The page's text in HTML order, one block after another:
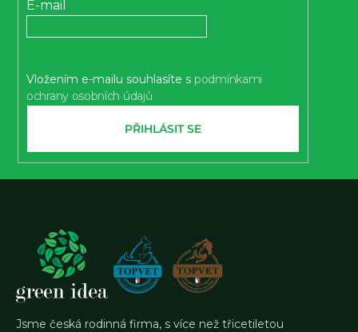
E-mail
Vložením e-mailu souhlasíte s podmínkami
ochrany osobních údajů
PŘIHLÁSIT SE
Jsme česká rodinná firma, s více než třicetiletou